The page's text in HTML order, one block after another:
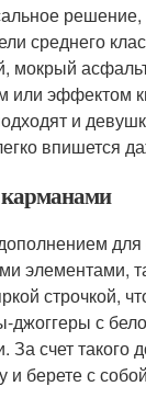
решение,
среднего
мокрый
или эффектом
и
впишется
элементами,
строчкой,
с
За счет
и берете с